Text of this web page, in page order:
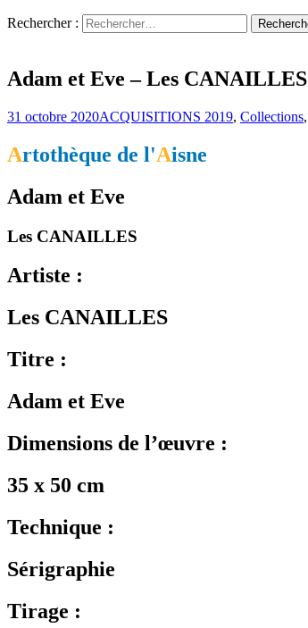
Rechercher :
Artothèque de l'Aisne
Adam et Eve – Les CANAILLES
31 octobre 2020ACQUISITIONS 2019, Collections,
Artothèque de l'Aisne
Adam et Eve
Les CANAILLES
Artiste :
Les CANAILLES
Titre :
Adam et Eve
Dimensions de l’œuvre :
35 x 50 cm
Technique :
Sérigraphie
Tirage :